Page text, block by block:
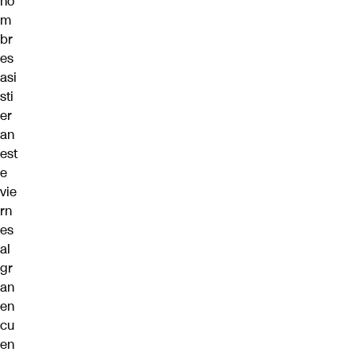
m
br
es
asi
sti
er
an
est
e
vie
rn
es
al
gr
an
en
cu
en